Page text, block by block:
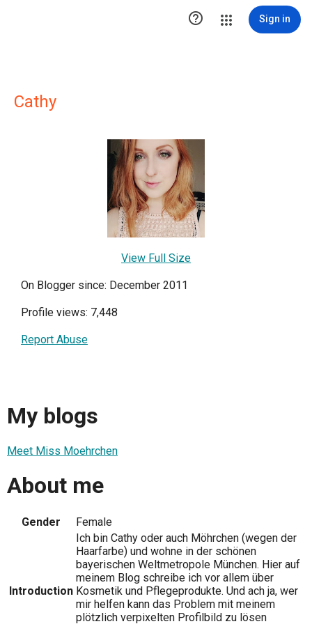
 Sign in
Cathy
View Full Size
On Blogger since: December 2011
Profile views: 7,448
Report Abuse
My blogs
Meet Miss Moehrchen
About me
Gender Female
Introduction
Ich bin Cathy oder auch Möhrchen (wegen der
Haarfarbe) und wohne in der schönen
bayerischen Weltmetropole München. Hier auf
meinem Blog schreibe ich vor allem über
Kosmetik und Pflegeprodukte. Und ach ja, wer
mir helfen kann das Problem mit meinem
plötzlich verpixelten Profilbild zu lösen